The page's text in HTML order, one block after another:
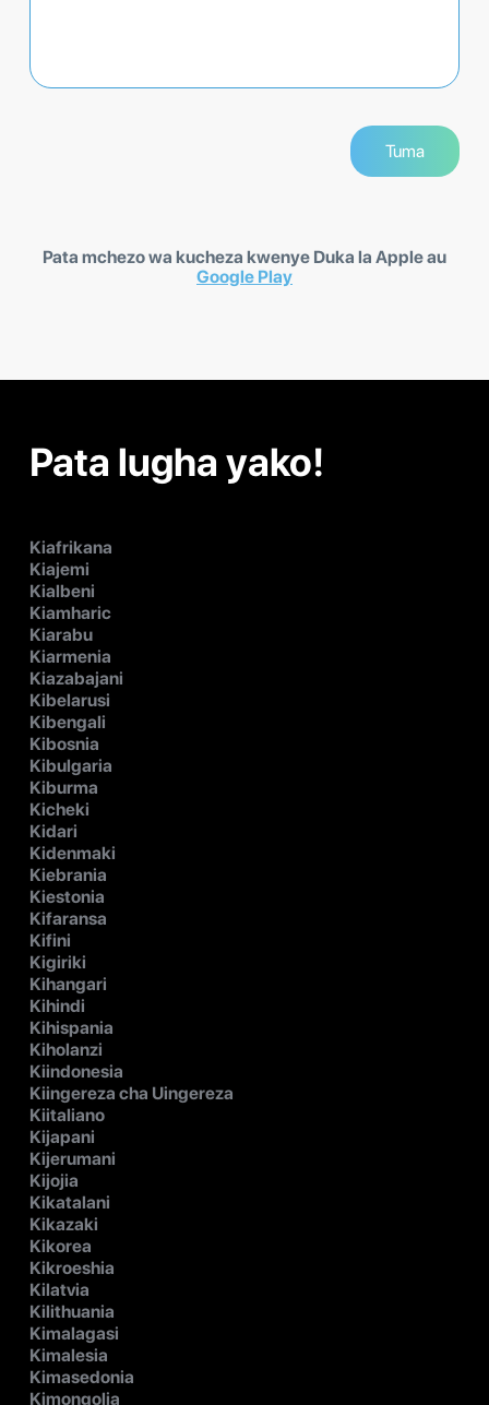
Pata mchezo wa kucheza kwenye Duka la Apple au
Google Play
Pata lugha yako!
Kiafrikana
Kiajemi
Kialbeni
Kiamharic
Kiarabu
Kiarmenia
Kiazabajani
Kibelarusi
Kibengali
Kibosnia
Kibulgaria
Kiburma
Kicheki
Kidari
Kidenmaki
Kiebrania
Kiestonia
Kifaransa
Kifini
Kigiriki
Kihangari
Kihindi
Kihispania
Kiholanzi
Kiindonesia
Kiingereza cha Uingereza
Kiitaliano
Kijapani
Kijerumani
Kijojia
Kikatalani
Kikazaki
Kikorea
Kikroeshia
Kilatvia
Kilithuania
Kimalagasi
Kimalesia
Kimasedonia
Kimongolia